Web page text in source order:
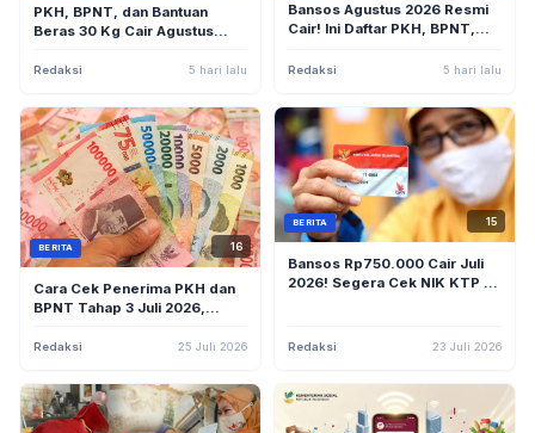
PKH, BPNT, dan Bantuan
Beras 30 Kg Cair Agustus
Mengeceknya
Redaksi 5 hari lalu
Bansos Agustus 2026 Resmi
Cair! Ini Daftar PKH, BPNT,
Masih Disalurkan
Redaksi 5 hari lalu
BERITA 16
Cara Cek Penerima PKH dan
BPNT Tahap 3 Juli 2026,
Redaksi 25 Juli 2026
BERITA 15
Bansos Rp750.000 Cair Juli
2026! Segera Cek NIK KTP di
Redaksi 23 Juli 2026